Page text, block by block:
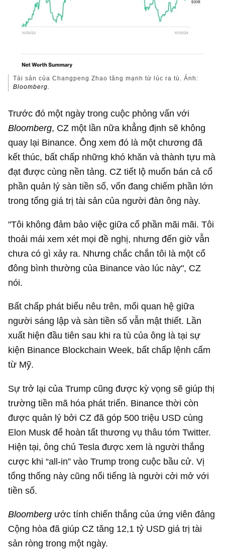
Tài sản của Changpeng Zhao tăng mạnh từ lúc ra tù. Ảnh:
Bloomberg.
Trước đó một ngày trong cuộc phỏng vấn với
Bloomberg, CZ một lần nữa khẳng định sẽ không
quay lại Binance. Ông xem đó là một chương đã
kết thúc, bất chấp những khó khăn và thành tựu mà
đạt được cùng nền tảng. CZ tiết lộ muốn bán cả cổ
phần quản lý sàn tiền số, vốn đang chiếm phần lớn
trong tổng giá trị tài sản của người đàn ông này.
"Tôi không đảm bảo việc giữa cổ phần mãi mãi. Tôi
thoải mái xem xét mọi đề nghị, nhưng đến giờ vẫn
chưa có gì xảy ra. Nhưng chắc chắn tôi là một cổ
đông bình thường của Binance vào lúc này", CZ
nói.
Bất chấp phát biểu nêu trên, mối quan hệ giữa
người sáng lập và sàn tiền số vẫn mật thiết. Lần
xuất hiện đầu tiên sau khi ra tù của ông là tại sự
kiện Binance Blockchain Week, bất chấp lệnh cấm
từ Mỹ.
Sự trở lại của Trump cũng được kỳ vọng sẽ giúp thị
trường tiền mã hóa phát triển. Binance thời còn
được quản lý bởi CZ đã góp500 triệu USD cùng
Elon Musk để hoàn tất thương vụ thâu tóm Twitter.
Hiện tại, ông chủ Tesla được xem là người thắng
cược khi “all-in” vào Trump trong cuộc bầu cử. Vị
tổng thống này cũng nổi tiếng là người cởi mở với
tiền số.
Bloomberg ước tính chiến thắng của ứng viên đảng
Cộng hòa đã giúp CZ tăng 12,1 tỷ USD giá trị tài
sản ròng trong một ngày.